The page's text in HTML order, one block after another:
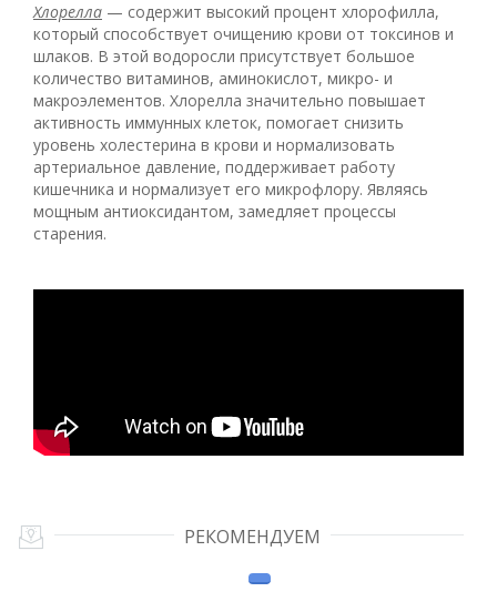
Хлорелла — содержит высокий процент хлорофилла,
который способствует очищению крови от токсинов и
шлаков. В этой водоросли присутствует большое
количество витаминов, аминокислот, микро- и
макроэлементов. Хлорелла значительно повышает
активность иммунных клеток, помогает снизить
уровень холестерина в крови и нормализовать
артериальное давление, поддерживает работу
кишечника и нормализует его микрофлору. Являясь
мощным антиоксидантом, замедляет процессы
старения.
РЕКОМЕНДУЕМ